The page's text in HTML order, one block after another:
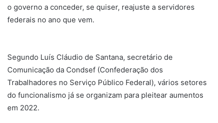
o governo a conceder, se quiser, reajuste a servidores
federais no ano que vem.
Segundo Luís Cláudio de Santana, secretário de
Comunicação da Condsef (Confederação dos
Trabalhadores no Serviço Público Federal), vários setores
do funcionalismo já se organizam para pleitear aumentos
em 2022.